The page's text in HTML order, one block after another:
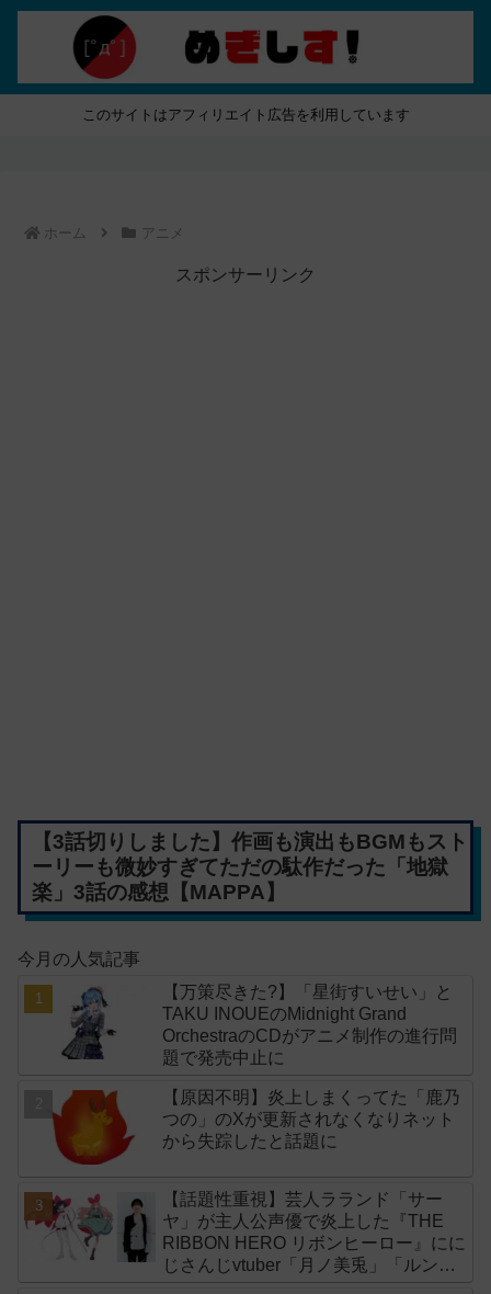
このサイトはアフィリエイト広告を利用しています
ホーム アニメ
スポンサーリンク
【3話切りしました】作画も演出もBGMもスト
ーリーも微妙すぎてただの駄作だった「地獄
楽」3話の感想【MAPPA】
今月の人気記事
【万策尽きた?】「星街すいせい」と
TAKU INOUEのMidnight Grand
OrchestraのCDがアニメ制作の進行問
題で発売中止に
【原因不明】炎上しまくってた「鹿乃
つの」のXが更新されなくなりネット
から失踪したと話題に
【話題性重視】芸人ラランド「サー
ヤ」が主人公声優で炎上した『THE
RIBBON HERO リボンヒーロー』にに
じさんじvtuber「月ノ美兎」「ルンル